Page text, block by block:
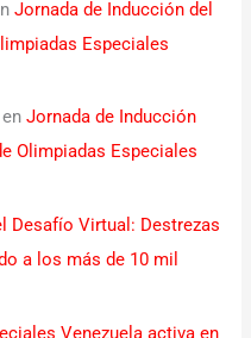
Jornada de Inducción del
Especiales
enJornada de Inducción
Olimpiadas Especiales
Desafío Virtual: Destrezas
a los más de 10 mil
Venezuela activa en